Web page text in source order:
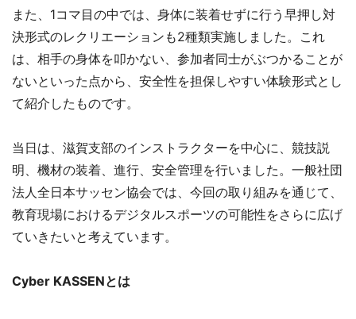
また、1コマ目の中では、身体に装着せずに行う早押し対
決形式のレクリエーションも2種類実施しました。これ
は、相手の身体を叩かない、参加者同士がぶつかることが
ないといった点から、安全性を担保しやすい体験形式とし
て紹介したものです。
当日は、滋賀支部のインストラクターを中心に、競技説
明、機材の装着、進行、安全管理を行いました。一般社団
法人全日本サッセン協会では、今回の取り組みを通じて、
教育現場におけるデジタルスポーツの可能性をさらに広げ
ていきたいと考えています。
Cyber KASSENとは